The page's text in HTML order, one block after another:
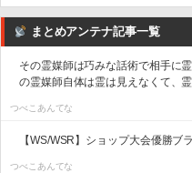
まとめアンテナ記事一覧
その霊媒師は巧みな話術で相手に
の霊媒師自体は霊は見えなくて、
つべこあんてな
【WS/WSR】ショップ大会優勝
つべこあんてな